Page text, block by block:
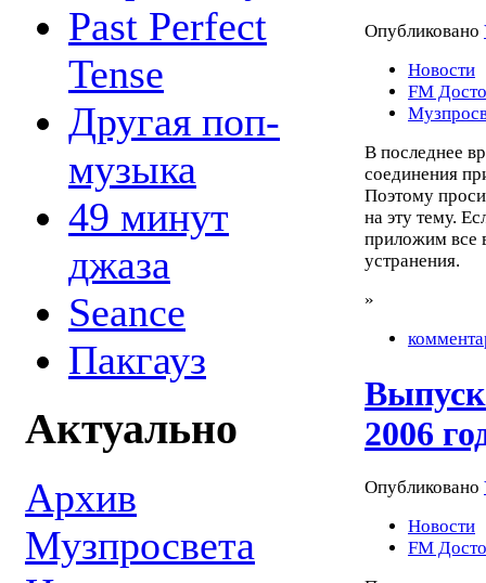
Past Perfect
Tense
Другая поп-
музыка
49 минут
джаза
Seance
Пакгауз
Актуально
Архив
Музпросвета
Опубликовано
Новости
FM
В последнее
соединения
Поэтому
на эту тему.
приложим все
устранения.
»
2006
Опубликовано
Новости
FM